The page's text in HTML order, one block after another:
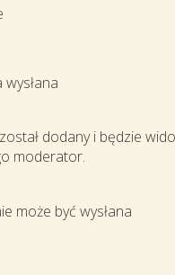
wysłana
dodany i będzie
moderator.
może być wysłana